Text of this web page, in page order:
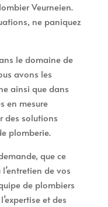
Veurneien.
ne paniquez
le domaine de
avons les
ainsi que dans
en mesure
des solutions
plomberie.
que ce
de vos
de plombiers
et des